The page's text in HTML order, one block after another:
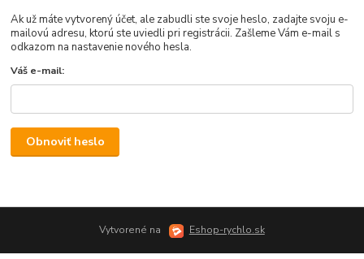
Ak už máte vytvorený účet, ale zabudli ste svoje heslo, zadajte svoju e-
mailovú adresu, ktorú ste uviedli pri registrácii. Zašleme Vám e-mail s
odkazom na nastavenie nového hesla.
Váš e-mail:
Obnoviť heslo
Vytvorené na Eshop-rychlo.sk